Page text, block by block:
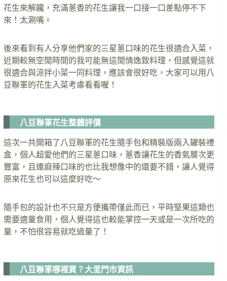
花生來解饞，充滿蔥香的花生讓我一口接一口差點停不下
來！太涮嘴。
後來看到有人分享他們家的三星蔥口味的花生很適合入菜，
近期較無空閒時間的我可能無這閒情逸致料理，但感覺這就
很適合與涼拌小菜一同料理，應該會很好吃，大家可以用八
豆聯軍的花生入菜考慮看看喔！
八豆聯軍花生整體評價
這次一共開箱了八豆聯軍的花生隨手包和精裝版兩入罐裝禮
盒，個人超愛他們的三星蔥口味，蔥香讓花生的香氣層次更
豐富，且連麻辣口味的也比我想像中的還要不錯，讓人覺得
原來花生也可以這麼好吃～
隨手包的設計也不只是方便攜帶僅此而已，平時堅果這類也
需要適量食用，個人覺得這也較能掌控一天或是一次所吃的
量，不怕很容易就吃過量了！
八豆聯軍哪裡買？大里門市資訊